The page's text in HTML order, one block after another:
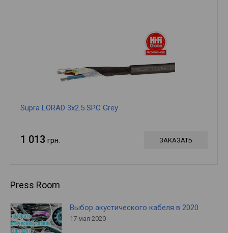
Supra LORAD 3x2.5 SPC Grey
1 013 грн. ЗАКАЗАТЬ
Press Room
Выбор акустического кабеля в 2020
17 мая 2020